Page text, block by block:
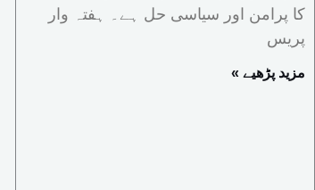
کا پرامن اور سیاسی حل ہے۔ ہفتہ وار
پریس
« مزید پڑھیے